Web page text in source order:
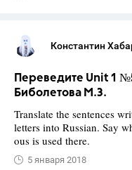
Константин
Переведите Unit 1
Биболетова М.З.
Translate the sentences
letters into Russian. Say
ous is used there.
5 января 2018